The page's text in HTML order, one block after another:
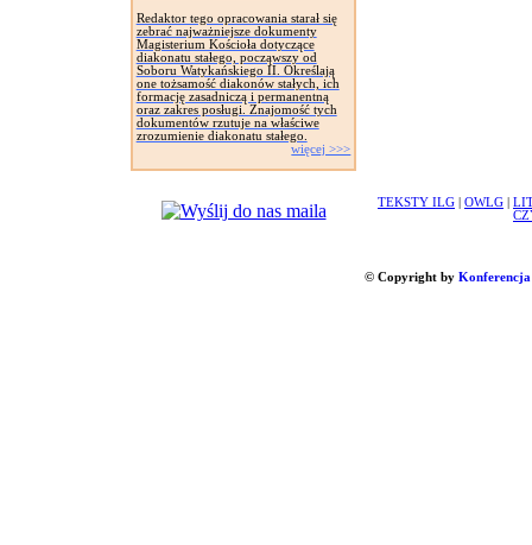
Redaktor tego opracowania starał się
zebrać najważniejsze dokumenty
Magisterium Kościoła dotyczące
diakonatu stałego, począwszy od
Soboru Watykańskiego II. Określają
one tożsamość diakonów stałych, ich
formację zasadniczą i permanentną
oraz zakres posługi. Znajomość tych
dokumentów rzutuje na właściwe
zrozumienie diakonatu stałego.
więcej >>>
TEKSTY ILG OWLG
© Copyright by Konferencja